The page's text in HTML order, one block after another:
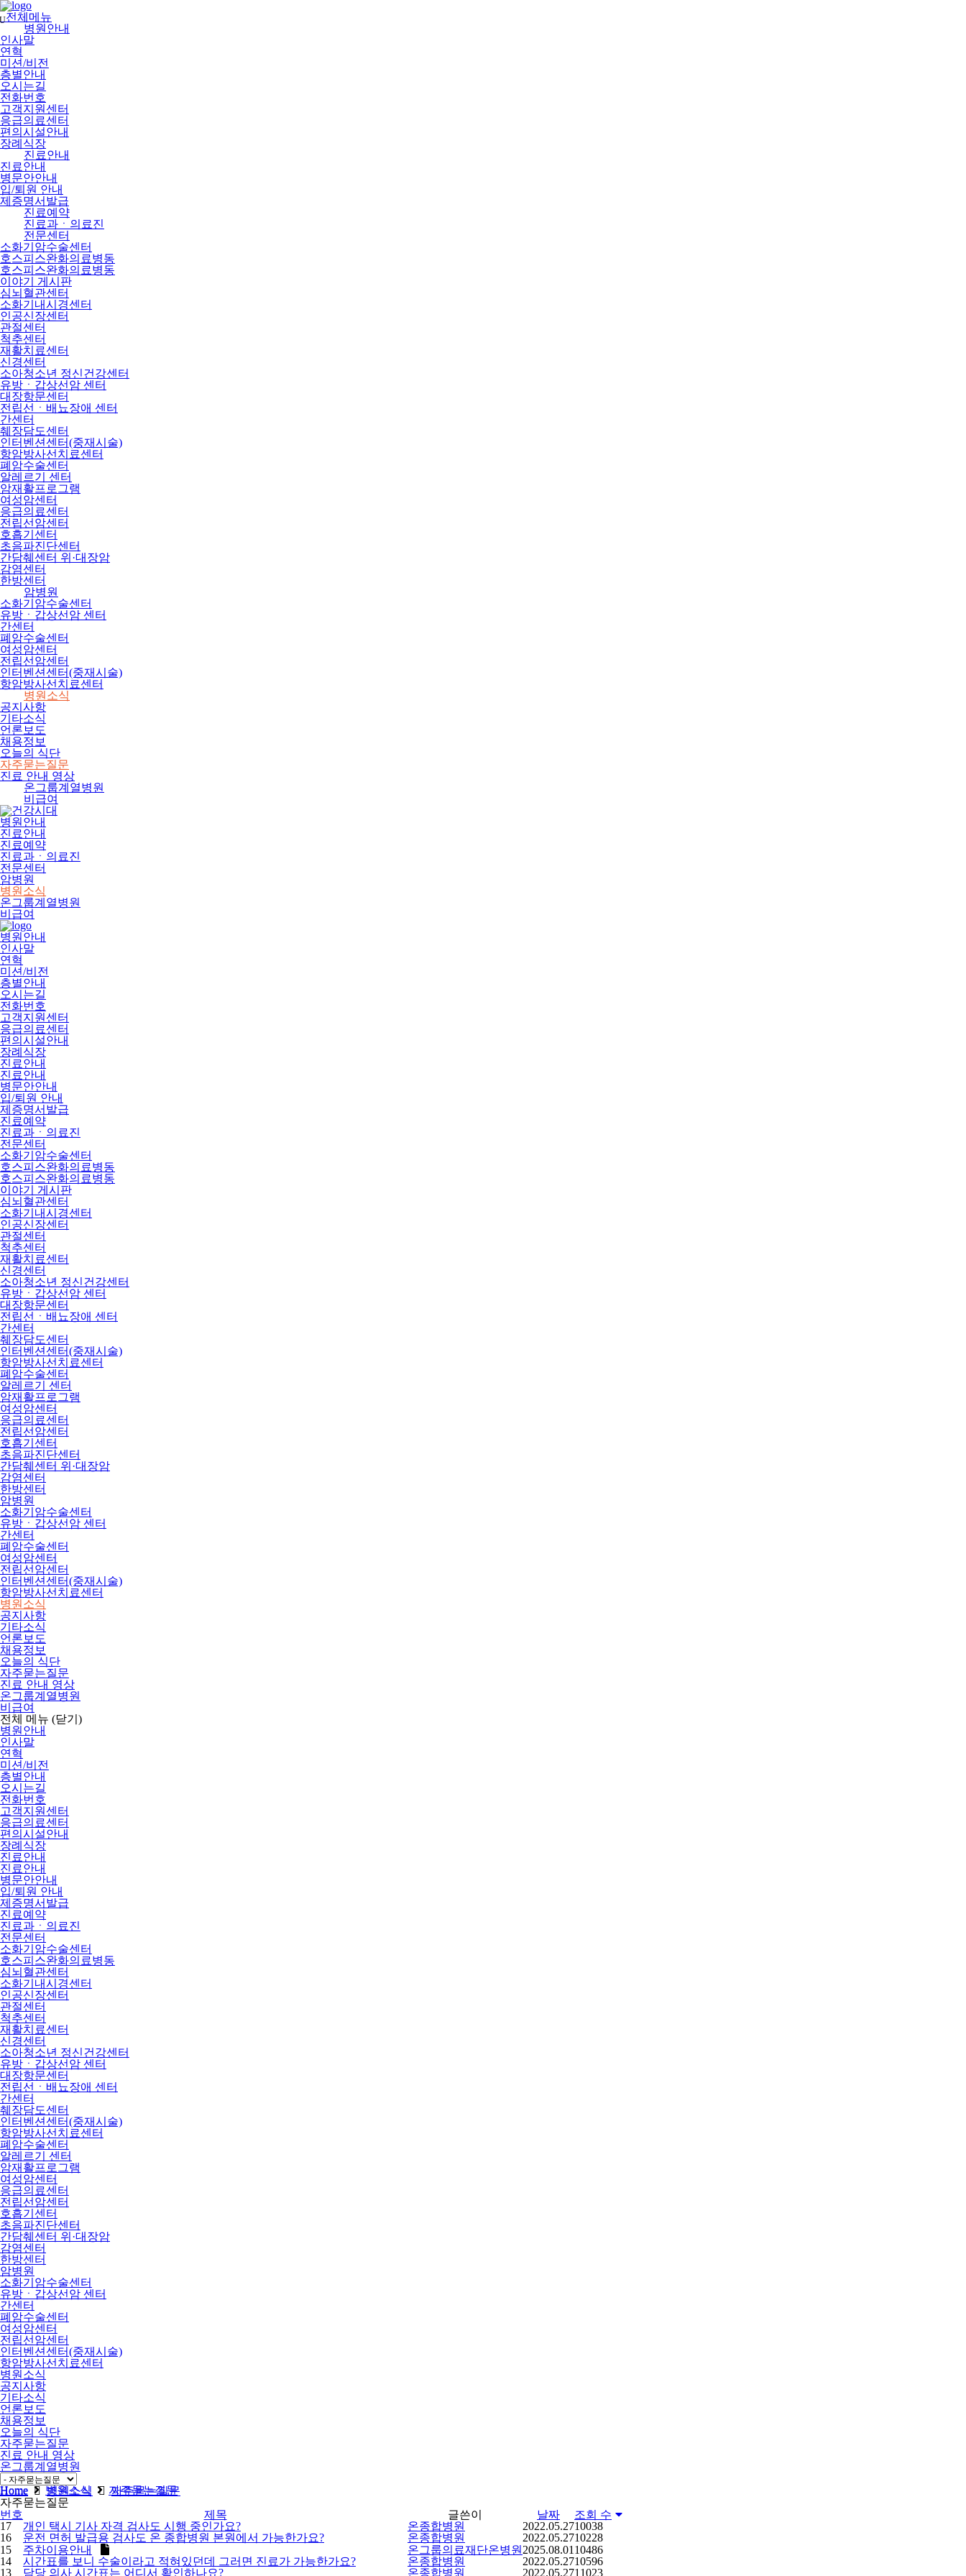
메
뉴
너
뛰
기
전체메뉴
병원안내
인사말
연혁
미션/비전
층별안내
오시는길
전화번호
고객지원센터
응급의료센터
편의시설안내
장례식장
진료안내
진료안내
병문안안내
입/퇴원 안내
제증명서발급
진료예약
진료과ㆍ의료진
전문센터
소화기암수술센터
호스피스완화의료병동
호스피스완화의료병동
이야기 게시판
심뇌혈관센터
소화기내시경센터
인공신장센터
관절센터
척추센터
재활치료센터
신경센터
소아청소년 정신건강센터
유방ㆍ갑상선암 센터
대장항문센터
전립선ㆍ배뇨장애 센터
간센터
췌장담도센터
인터벤션센터(중재시술)
항암방사선치료센터
폐암수술센터
알레르기 센터
암재활프로그램
여성암센터
응급의료센터
전립선암센터
호흡기센터
초음파진단센터
간담췌센터 위·대장암
감염센터
한방센터
암병원
소화기암수술센터
유방ㆍ갑상선암 센터
간센터
폐암수술센터
여성암센터
전립선암센터
인터벤션센터(중재시술)
항암방사선치료센터
병원소식
공지사항
기타소식
언론보도
채용정보
오늘의 식단
자주묻는질문
진료 안내 영상
온그룹계열병원
비급여
병원안내
진료안내
진료예약
진료과ㆍ의료진
전문센터
암병원
병원소식
온그룹계열병원
비급여
병원안내
인사말
연혁
미션/비전
층별안내
오시는길
전화번호
고객지원센터
응급의료센터
편의시설안내
장례식장
진료안내
진료안내
병문안안내
입/퇴원 안내
제증명서발급
진료예약
진료과ㆍ의료진
전문센터
소화기암수술센터
호스피스완화의료병동
호스피스완화의료병동
이야기 게시판
심뇌혈관센터
소화기내시경센터
인공신장센터
관절센터
척추센터
재활치료센터
신경센터
소아청소년 정신건강센터
유방ㆍ갑상선암 센터
대장항문센터
전립선ㆍ배뇨장애 센터
간센터
췌장담도센터
인터벤션센터(중재시술)
항암방사선치료센터
폐암수술센터
알레르기 센터
암재활프로그램
여성암센터
응급의료센터
전립선암센터
호흡기센터
초음파진단센터
간담췌센터 위·대장암
감염센터
한방센터
암병원
소화기암수술센터
유방ㆍ갑상선암 센터
간센터
폐암수술센터
여성암센터
전립선암센터
인터벤션센터(중재시술)
항암방사선치료센터
병원소식
공지사항
기타소식
언론보도
채용정보
오늘의 식단
자주묻는질문
진료 안내 영상
온그룹계열병원
비급여
전체 메뉴 (닫기)
병원안내
인사말
연혁
미션/비전
층별안내
오시는길
전화번호
고객지원센터
응급의료센터
편의시설안내
장례식장
진료안내
진료안내
병문안안내
입/퇴원 안내
제증명서발급
진료예약
진료과ㆍ의료진
전문센터
소화기암수술센터
호스피스완화의료병동
심뇌혈관센터
소화기내시경센터
인공신장센터
관절센터
척추센터
재활치료센터
신경센터
소아청소년 정신건강센터
유방ㆍ갑상선암 센터
대장항문센터
전립선ㆍ배뇨장애 센터
간센터
췌장담도센터
인터벤션센터(중재시술)
항암방사선치료센터
폐암수술센터
알레르기 센터
암재활프로그램
여성암센터
응급의료센터
전립선암센터
호흡기센터
초음파진단센터
간담췌센터 위·대장암
감염센터
한방센터
암병원
소화기암수술센터
유방ㆍ갑상선암 센터
간센터
폐암수술센터
여성암센터
전립선암센터
인터벤션센터(중재시술)
항암방사선치료센터
병원소식
공지사항
기타소식
언론보도
채용정보
오늘의 식단
자주묻는질문
진료 안내 영상
온그룹계열병원
비급여
Home
병원소식 자주묻는질문
Home 병원소식
자주묻는질문
자주묻는질문
번호
제목 글쓴이 날짜
조회 수
17
개인 택시 기사 자격 검사도 시행 중인가요? 온종합병원 2022.05.2710038
16
운전 면허 발급용 검사도 온 종합병원 본원에서 가능한가요? 온종합병원 2022.05.2710228
15
주차이용안내 온그룹의료재단온병원 2025.08.01 10486
14
시간표를 보니 수술이라고 적혀있던데 그러면 진료가 가능한가요? 온종합병원 2022.05.2710596
13
담당 의사 시간표는 어디서 확인하나요? 온종합병원 2022.05.2711023